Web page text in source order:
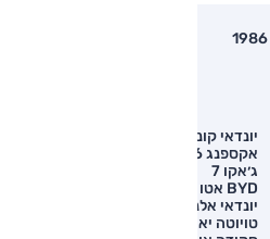
יונדאי קונה
אקספנג G6
ג׳אקו 7
BYD אטו 3
יונדאי אלנטרה
טויוטה יאריס קרוס